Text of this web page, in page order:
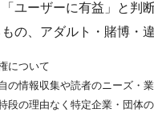
ユーザーに有益」と判
の、アダルト・賭博・
について
の情報収集や読者のニーズ・
段の理由なく特定企業・団体